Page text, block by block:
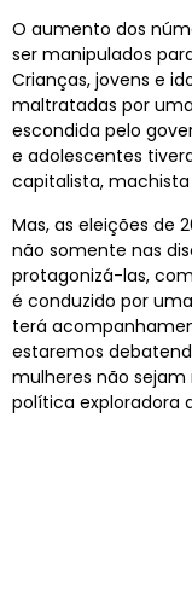
O aumento dos
ser manipulados
Crianças, jovens e
maltratadas por
escondida pelo
e adolescentes
capitalista, machista
Mas, as eleições de
não somente nas
protagonizá-las,
é conduzido por
terá
estaremos
mulheres não
política exploradora